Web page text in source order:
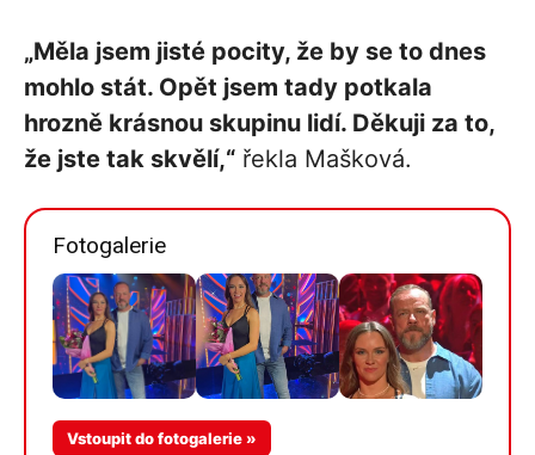
„Měla jsem jisté pocity, že by se to dnes
mohlo stát. Opět jsem tady potkala
hrozně krásnou skupinu lidí. Děkuji za to,
že jste tak skvělí,“ řekla Mašková.
Fotogalerie
Vstoupit do fotogalerie »